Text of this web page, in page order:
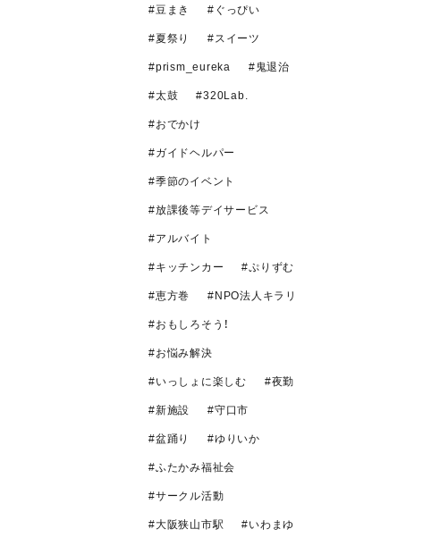
豆まき ぐっぴい
夏祭り スイーツ
prism_eureka 鬼退治
太鼓 320Lab.
おでかけ
ガイドヘルパー
季節のイベント
放課後等デイサービス
アルバイト
キッチンカー ぷりずむ
恵方巻 NPO法人キラリ
おもしろそう！
お悩み解決
いっしょに楽しむ 夜勤
新施設 守口市
盆踊り ゆりいか
ふたかみ福祉会
サークル活動
大阪狭山市駅 いわまゆ